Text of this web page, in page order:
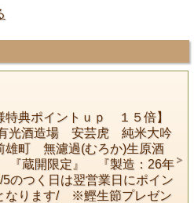
特典ポイントｕｐ １５倍】
光酒造場 安芸虎 純米大吟
町 無濾過(むろか)生原酒
『蔵開限定』 『製造：26年
のつく日は翌営業日にポイン
なります/ ※鰹生節プレゼン